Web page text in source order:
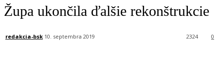
Župa ukončila ďalšie rekonštrukcie
redakcia-bsk 10. septembra 2019 0
2324